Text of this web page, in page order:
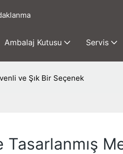
Ambalaj Kutusu Servis
ve Şık Bir Seçenek